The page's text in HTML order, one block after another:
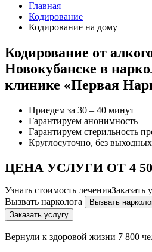
Главная
Кодирование
Кодирование на дому
Кодирование от
Новокубанске в
клинике «Первая
Приедем за 30 – 40 минут
Гарантируем анонимность
Гарантируем стерильность
Круглосуточно, без выходных
ЦЕНА УСЛУГИ ОТ 4
Узнать стоимость леченияЗаказать
Вызвать нарколога
Вызвать
Заказать услугу
Вернули к здоровой жизни 7 800